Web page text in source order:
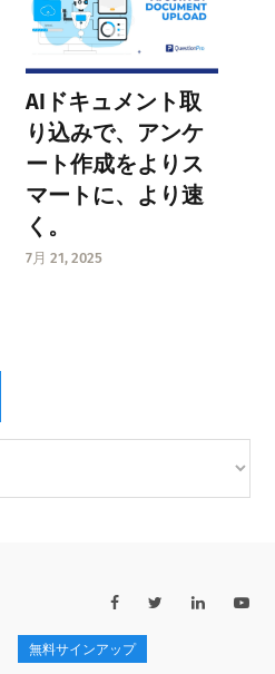
AIドキュメント取
り込みで、アンケ
ート作成をよりス
マートに、より速
く。
7月 21, 2025
無料サインアップ